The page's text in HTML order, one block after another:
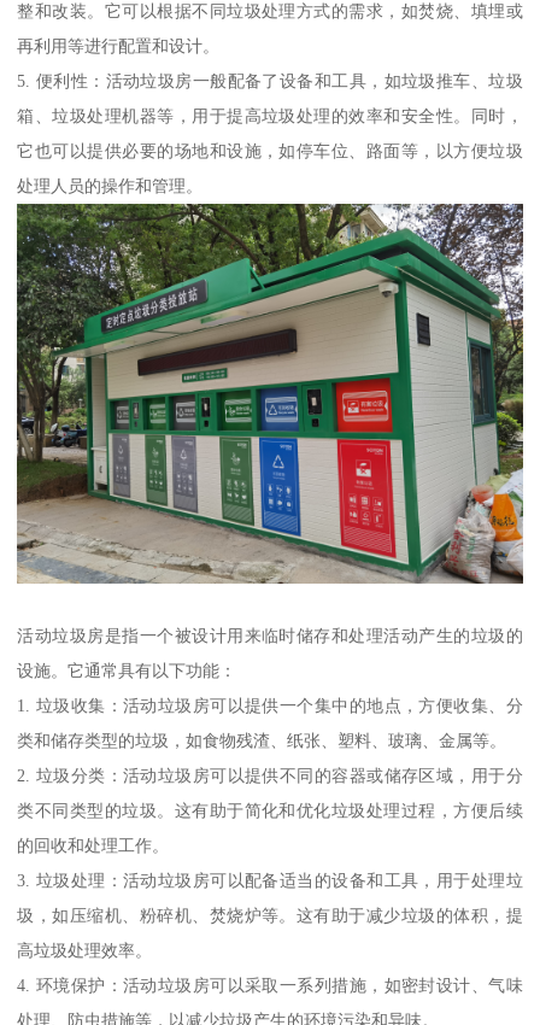
整和改装。它可以根据不同垃圾处理方式的需求，如焚烧、填埋或
再利用等进行配置和设计。
5. 便利性：活动垃圾房一般配备了设备和工具，如垃圾推车、垃圾
箱、垃圾处理机器等，用于提高垃圾处理的效率和安全性。同时，
它也可以提供必要的场地和设施，如停车位、路面等，以方便垃圾
处理人员的操作和管理。
活动垃圾房是指一个被设计用来临时储存和处理活动产生的垃圾的
设施。它通常具有以下功能：
1. 垃圾收集：活动垃圾房可以提供一个集中的地点，方便收集、分
类和储存类型的垃圾，如食物残渣、纸张、塑料、玻璃、金属等。
2. 垃圾分类：活动垃圾房可以提供不同的容器或储存区域，用于分
类不同类型的垃圾。这有助于简化和优化垃圾处理过程，方便后续
的回收和处理工作。
3. 垃圾处理：活动垃圾房可以配备适当的设备和工具，用于处理垃
圾，如压缩机、粉碎机、焚烧炉等。这有助于减少垃圾的体积，提
高垃圾处理效率。
4. 环境保护：活动垃圾房可以采取一系列措施，如密封设计、气味
处理、防虫措施等，以减少垃圾产生的环境污染和异味。